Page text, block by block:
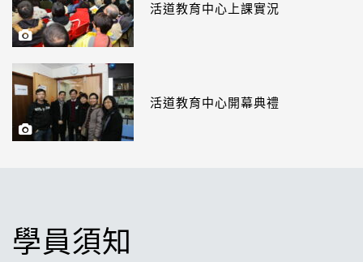
活道教育中心上課實況
活道教育中心開幕典禮
學員須知